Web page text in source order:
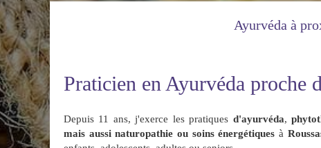
Ayurvéda à
Praticien en Ayurvéda proche
Depuis 11 ans, j'exerce les pratiques d'ayurvéda,
mais aussi naturopathie ou soins énergétiquesà